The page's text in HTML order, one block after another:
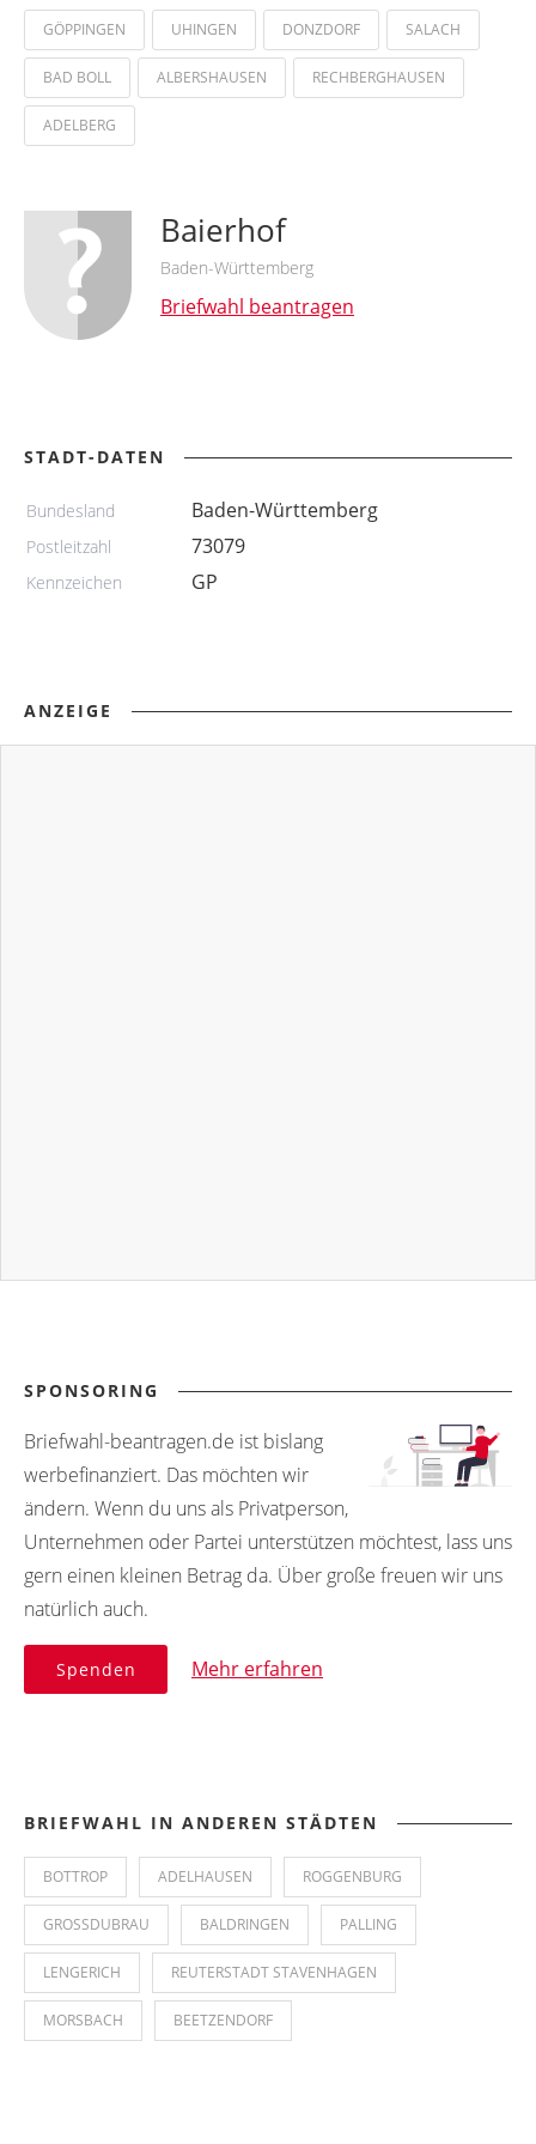
GÖPPINGEN UHINGEN DONZDORF SALACH
BAD BOLL ALBERSHAUSEN RECHBERGHAUSEN
ADELBERG
Baierhof
Baden-Württemberg
Briefwahl beantragen
STADT-DATEN
Bundesland Baden-Württemberg
Postleitzahl 73079
Kennzeichen GP
ANZEIGE
SPONSORING
Briefwahl-beantragen.de ist bislang
werbefinanziert. Das möchten wir
ändern. Wenn du uns als Privatperson,
Unternehmen oder Partei unterstützen möchtest, lass uns
gern einen kleinen Betrag da. Über große freuen wir uns
natürlich auch.
Spenden Mehr erfahren
BRIEFWAHL IN ANDEREN STÄDTEN
BOTTROP ADELHAUSEN ROGGENBURG
GROSSDUBRAU BALDRINGEN PALLING
LENGERICH REUTERSTADT STAVENHAGEN
MORSBACH BEETZENDORF